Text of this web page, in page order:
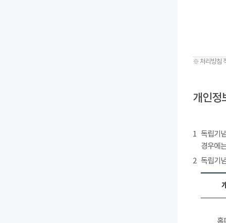
※ 처리방침
개인정
1 독립기
경우에
2 독립기
홈